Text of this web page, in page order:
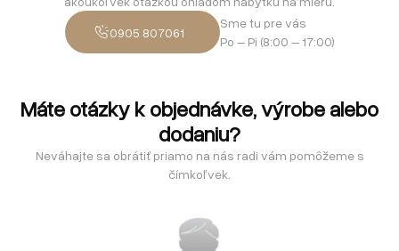
0905 807061
Sme tu pre vás
Po – Pi (8:00 – 17:00)
Máte otázky k objednávke, výrobe alebo
dodaniu?
Neváhajte sa obrátiť priamo na nás radi vám pomôžeme s
čímkoľvek.